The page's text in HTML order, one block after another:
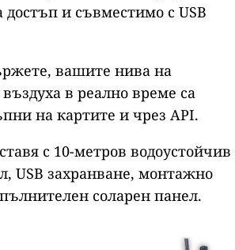
достъп и съвместимо с USB
вашите нива на
в реално време са
на картите и чрез API.
с 10-метров водоустойчив
USB захранване, монтажно
соларен панел.